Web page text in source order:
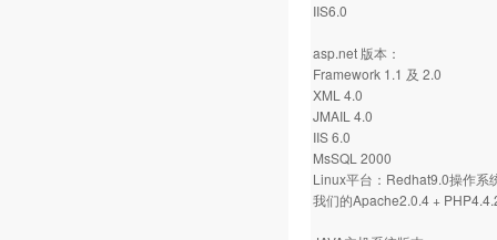
IIS6.0
asp.net 版本：
Framework 1.1 及 2.0
XML 4.0
JMAIL 4.0
IIS 6.0
MsSQL 2000
Linux平台：Redhat9.0操作系
我们的Apache2.0.4 +